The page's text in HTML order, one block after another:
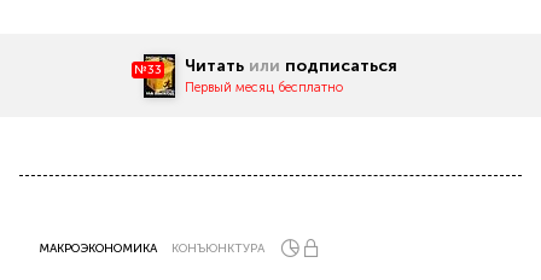
№33 Читать или подписаться
Первый месяц бесплатно
МАКРОЭКОНОМИКА КОНЪЮНКТУРА